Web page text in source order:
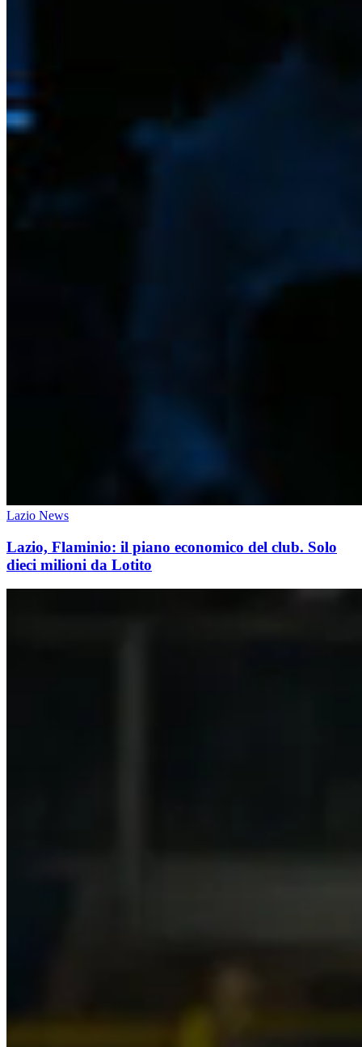
Lazio News
Lazio, Flaminio: il piano economico del club. Solo
dieci milioni da Lotito